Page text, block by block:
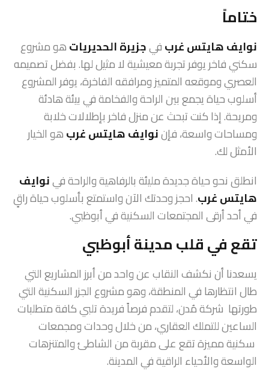
ختاماً
نوايف هايتس غربفيجزيرة الحديرياتهو مشروع
سكني فاخر يوفر تجربة معيشية لا مثيل لها. بفضل تصميمه
العصري وموقعه المتميز ومرافقه الفاخرة، يوفر المشروع
أسلوب حياة يجمع بين الراحة والفخامة في بيئة هادئة
ومريحة. إذا كنت تبحث عن منزل فاخر بإطلالات خلابة
ومساحات واسعة، فإننوايف هايتس غربهو الخيار
الأمثل لك.
انطلق نحو حياة جديدة مليئة بالرفاهية والراحة فينوايف
هايتس غرب. احجز وحدتك الآن واستمتع بأسلوب حياة راقٍ
في أحد أرقى المجتمعات السكنية في أبوظبي.
تقع في قلب مدينة أبوظبي
يسعدنا أن نكشف النقاب عن واحد من أبرز المشاريع التي
طال انتظارها في المنطقة، وهو مشروع الجزر السكنية التي
طورتها شركة مُدن، لتقدم فرصاً فريدة تلبي كافة متطلبات
الساعين للتملك العقاري، من خلال وحدات ومجمعات
سكنية مميزة تقع على مقربة من الشاطئ والمتنزهات
الواسعة والأحياء الراقية في المدينة.